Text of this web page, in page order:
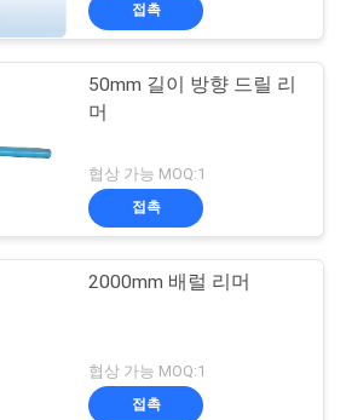
접촉
50mm 길이 방향 드릴 리
머
협상 가능 MOQ:1
접촉
2000mm 배럴 리머
협상 가능 MOQ:1
접촉